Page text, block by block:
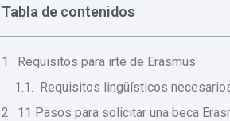
Tabla de contenidos
Requisitos para irte de Erasmus
Requisitos lingüísticos
11 Pasos para solicitar una beca